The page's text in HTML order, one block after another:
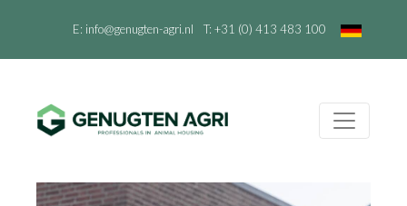
E: info@genugten-agri.nl T: +31 (0) 413 483 100